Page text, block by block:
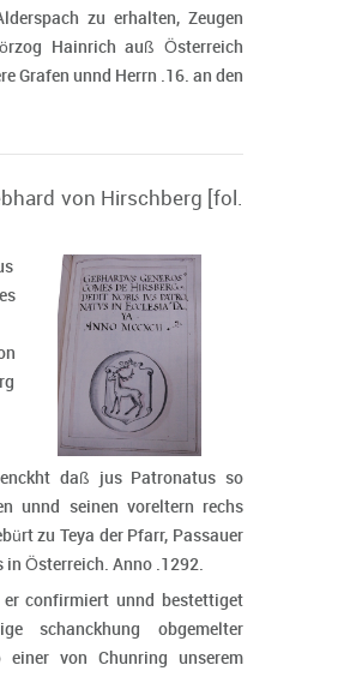
zu erhalten, Zeugen
Hainrich auß Österreich
Grafen unnd Herrn .16. an den
von Hirschberg [fol.
daß jus Patronatus so
unnd seinen voreltern rechs
zu Teya der Pfarr, Passauer
in Österreich. Anno .1292.
er confirmiert unnd bestettiget
schanckhung obgemelter
einer von Chunring unserem